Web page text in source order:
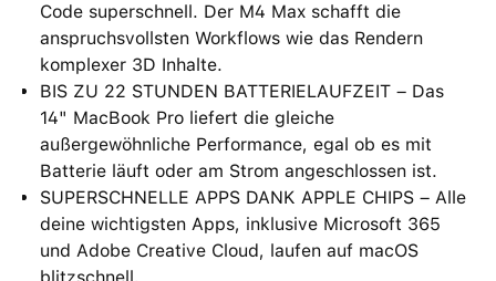
Code superschnell. Der M4 Max schafft die
anspruchsvollsten Workflows wie das Rendern
komplexer 3D Inhalte.
BIS ZU 22 STUNDEN BATTERIELAUFZEIT – Das
14" MacBook Pro liefert die gleiche
außergewöhnliche Performance, egal ob es mit
Batterie läuft oder am Strom angeschlossen ist.
SUPERSCHNELLE APPS DANK APPLE CHIPS – Alle
deine wichtigsten Apps, inklusive Microsoft 365
und Adobe Creative Cloud, laufen auf macOS